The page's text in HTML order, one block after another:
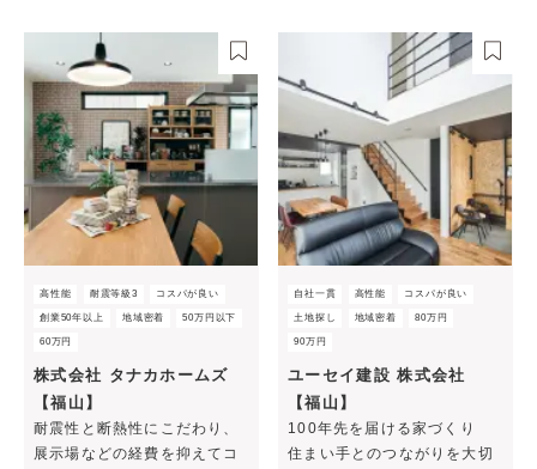
高性能 耐震等級3 コスパが良い
創業50年以上 地域密着 50万円以下
60万円
株式会社 タナカホームズ
【福山】
耐震性と断熱性にこだわり、
展示場などの経費を抑えてコ
自社一貫 高性能 コスパが良い
土地探し 地域密着 80万円
90万円
ユーセイ建設 株式会社
【福山】
100年先を届ける家づくり
住まい手とのつながりを大切